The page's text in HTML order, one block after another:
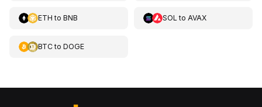
ETH to BNB SOL to AVAX
BTCto DOGE